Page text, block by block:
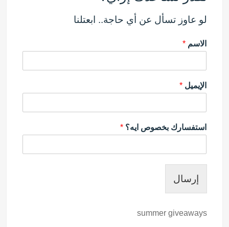
لو عاوز تسأل عن أي حاجة.. ابعتلنا
الاسم *
الإيميل *
استفسارك بخصوص ايه؟ *
إرسال
summer giveaways